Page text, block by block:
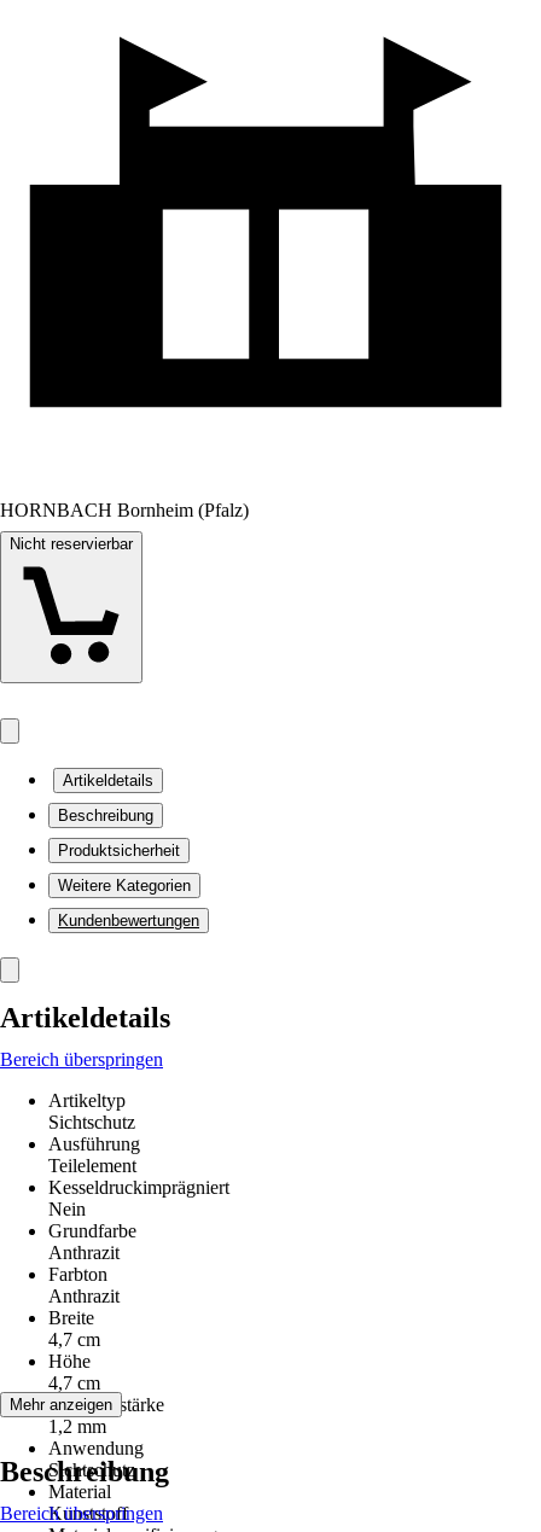
HORNBACH Bornheim (Pfalz)
Nicht reservierbar
Artikeldetails
Beschreibung
Produktsicherheit
Weitere Kategorien
Kundenbewertungen
Artikeldetails
Bereich überspringen
Artikeltyp
Sichtschutz
Ausführung
Teilelement
Kesseldruckimprägniert
Nein
Grundfarbe
Anthrazit
Farbton
Anthrazit
Breite
4,7 cm
Höhe
4,7 cm
Lamellenstärke
1,2 mm
Anwendung
Sichtschutz
Material
Kunststoff
Mehr anzeigen
Beschreibung
Bereich überspringen